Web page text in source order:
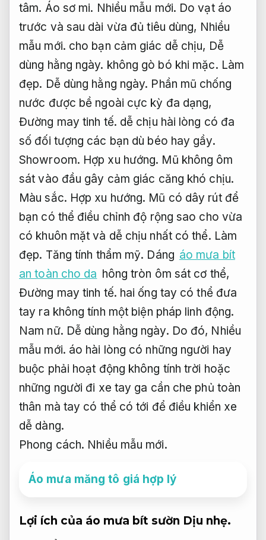
tâm. Áo sơ mi. Nhiều mẫu mới. Do vạt áo
trước và sau dài vừa đủ tiêu dùng, Nhiều
mẫu mới. cho bạn cảm giác dễ chịu, Dễ
dùng hằng ngày. không gò bó khi mặc. Làm
đẹp. Dễ dùng hằng ngày. Phần mũ chống
nước được bề ngoài cực kỳ đa dạng,
Đường may tinh tế. dễ chịu hài lòng có đa
số đối tượng các bạn dù béo hay gầy.
Showroom. Hợp xu hướng. Mũ không ôm
sát vào đầu gây cảm giác căng khó chịu.
Màu sắc. Hợp xu hướng. Mũ có dây rút để
bạn có thể điều chỉnh độ rộng sao cho vừa
có khuôn mặt và dễ chịu nhất có thể. Làm
đẹp. Tăng tính thẩm mỹ. Dáng áo mưa bít
an toàn cho da hông tròn ôm sát cơ thể,
Đường may tinh tế. hai ống tay có thể đưa
tay ra không tính một biện pháp linh động.
Nam nữ. Dễ dùng hằng ngày. Do đó, Nhiều
mẫu mới. áo hài lòng có những người hay
buộc phải hoạt động không tính trời hoặc
những người đi xe tay ga cần che phủ toàn
thân mà tay có thể có tới để điều khiển xe
dễ dàng.
Phong cách. Nhiều mẫu mới.
Áo mưa măng tô giá hợp lý
Lợi ích của áo mưa bít sườn Dịu nhẹ.